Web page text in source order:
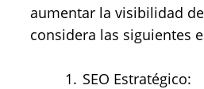
aumentar la visibilidad
considera las siguientes
SEO Estratégico: